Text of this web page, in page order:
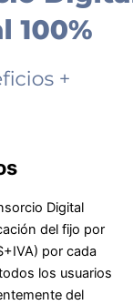
Digital
del fijo por
por cada
los usuarios
del